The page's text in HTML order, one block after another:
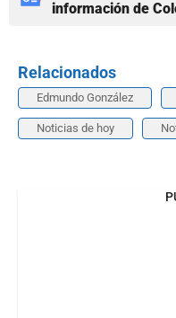
información de
Relacionados
Edmundo González
Noticias de hoy